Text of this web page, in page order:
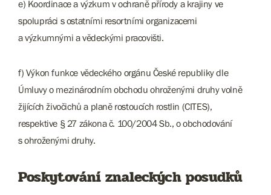
e) Koordinace a výzkum v ochraně přírody a krajiny ve
spolupráci s ostatními resortními organizacemi
a výzkumnými a vědeckými pracovišti.
f) Výkon funkce vědeckého orgánu České republiky dle
Úmluvy o mezinárodním obchodu ohroženými druhy volně
žijících živočichů a planě rostoucích rostlin (CITES),
respektive § 27 zákona č. 100/2004 Sb., o obchodování
s ohroženými druhy.
Poskytování znaleckých posudků